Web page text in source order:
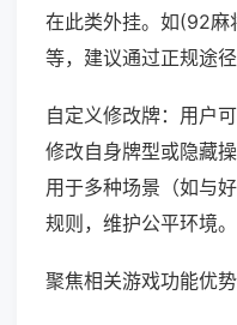
在此类外挂。如(92麻
等，建议通过正规途径
自定义修改牌：用户
修改自身牌型或隐藏
用于多种场景（如与
规则，维护公平环境。
聚焦相关游戏功能优势